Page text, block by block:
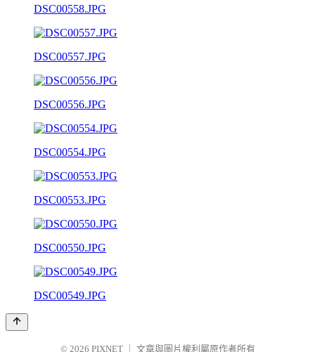
DSC00558.JPG
DSC00557.JPG
DSC00556.JPG
DSC00554.JPG
DSC00553.JPG
DSC00550.JPG
DSC00549.JPG
© 2026 PIXNET 文章與圖片權利屬原作者所有